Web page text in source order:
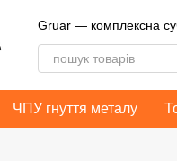
Gruar — комплексна
ЧПУ гнуття металу